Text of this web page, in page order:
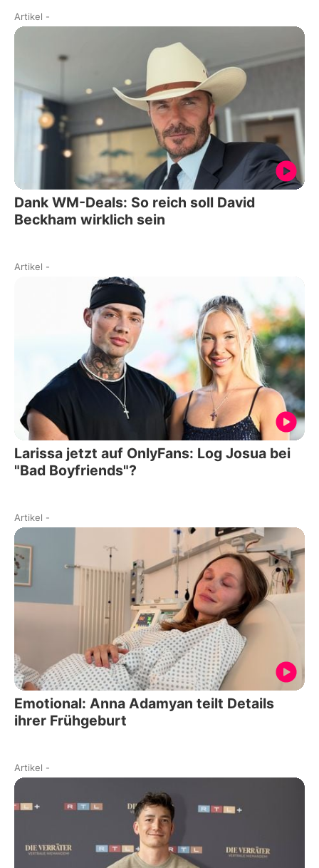
Artikel -
Dank WM-Deals: So reich soll David
Beckham wirklich sein
Artikel -
Larissa jetzt auf OnlyFans: Log Josua bei
"Bad Boyfriends"?
Artikel -
Emotional: Anna Adamyan teilt Details
ihrer Frühgeburt
Artikel -